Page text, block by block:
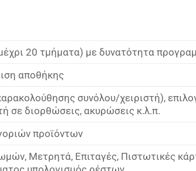
20 τμήματα) με δυνατότητα
αποθήκης
συνόλου/χειριστή),
σε διορθώσεις, ακυρώσεις κ.λ.π.
προϊόντων
Μετρητά, Επιταγές, Πιστωτικές